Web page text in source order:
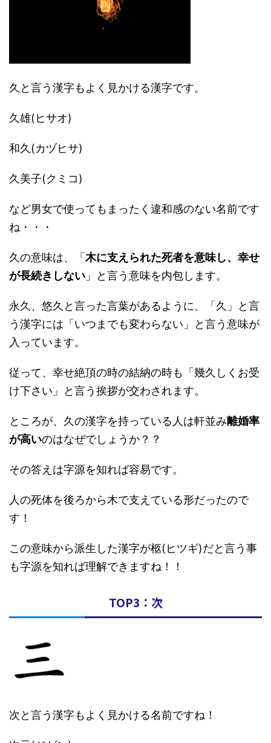
久と言う漢字もよく見かける漢字です。
久雄(ヒサオ)
和久(カヅヒサ)
久美子(クミコ)
など男女で使ってもまったく違和感のない名前です
ね・・・
久の意味は、「 木に支えられた死者を意味し、幸せ
が長続きしない 」と言う意味を内包します。
永久、悠久と言った言葉があるように、「久」と言
う漢字には「いつまでも変わらない」と言う意味が
入っています。
従って、幸せ絶頂の時の結納の時も「幾久しくお受
け下さい」と言う挨拶が交わされます。
ところが、久の漢字を持っている人は軒並み離婚率
が高いのはなぜでしょうか？？
その答えは字源を知れば容易です。
人の死体を後ろから木で支えている形だったので
す！
この意味から派生した漢字が柩(ヒツギ)だと言う事
も字源を知れば理解できますね！！
TOP3：次
次と言う漢字もよく見かける名前ですね！